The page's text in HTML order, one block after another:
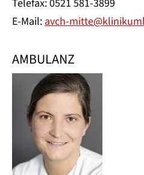
Telefax: 0521 581-3899
E-Mail:avch-
AMBULANZ